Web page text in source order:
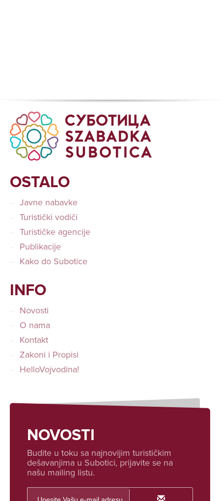
OSTALO
Javne nabavke
Turistički vodiči
Turističke agencije
Publikacije
Kako do Subotice
INFO
Novosti
O nama
Kontakt
Zakoni i Propisi
HelloVojvodina!
NOVOSTI
Budite u toku sa najnovijim turističkim
dešavanjima u Subotici, prijavite se na
našu mailing listu.